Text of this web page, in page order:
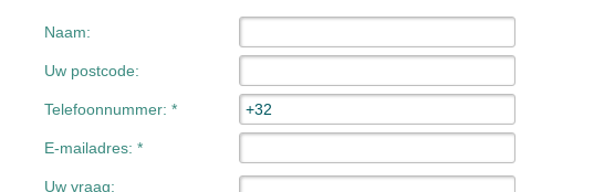
Naam:
Uw postcode:
Telefoonnummer: *
E-mailadres: *
Uw vraag: